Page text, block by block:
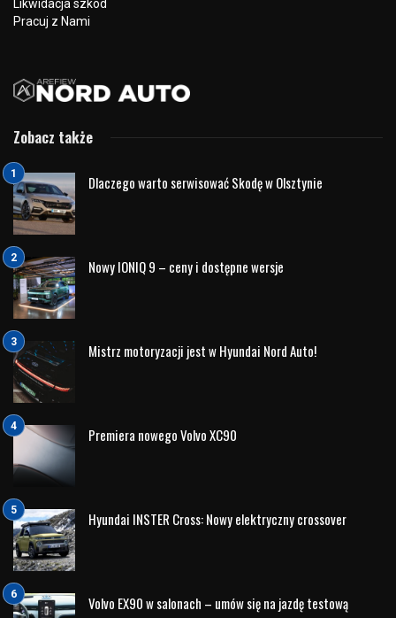
Wakacyjny wyjazd to dla samochodu zupełnie inne warunki
wyższe prędkości, większe obciążenie pojazdu oraz
wysokie temperatury sprawiają, że nawet drobne usterki
mogą dać o sobie znać właśnie podczas urlopu. Dlatego
przed wyjazdem warto odwiedzić serwis Volkswagen w
Olsztynie i upewnić się, że samochód jest gotowy na setki
kilometrów bezpiecznej podróży.
Hamulce – w mieście zużywają się inaczej niż w
trasie
Wielu kierowców zakłada, że jeśli samochód dobrze hamuje
podczas codziennych dojazdów do pracy, układ hamulcowy
jest w pełni sprawny. Tymczasem podczas wakacyjnych
wyjazdów hamulce pracują w zupełnie innych warunkach.
Długie zjazdy, jazda z kompletem pasażerów czy pełnym
bagażnikiem powodują znacznie większe obciążenie
układu hamulcowego. Właśnie dlatego przed wyjazdem